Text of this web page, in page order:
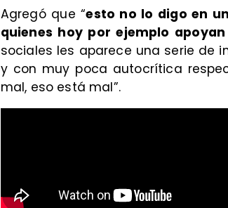
Agregó que “esto no lo digo en
quienes hoy por ejemplo
sociales les aparece una serie de
y con muy poca autocrítica
mal, eso está mal”.